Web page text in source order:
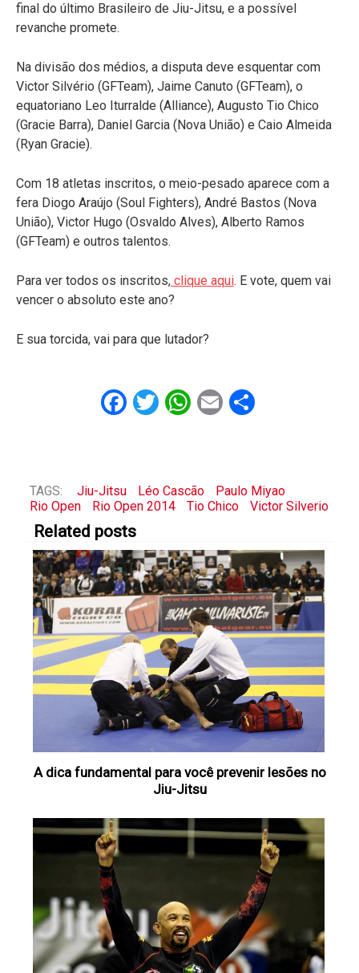
final do último Brasileiro de Jiu-Jitsu, e a possível
revanche promete.
Na divisão dos médios, a disputa deve esquentar com
Victor Silvério (GFTeam), Jaime Canuto (GFTeam), o
equatoriano Leo Iturralde (Alliance), Augusto Tio Chico
(Gracie Barra), Daniel Garcia (Nova União) e Caio Almeida
(Ryan Gracie).
Com 18 atletas inscritos, o meio-pesado aparece com a
fera Diogo Araújo (Soul Fighters), André Bastos (Nova
União), Victor Hugo (Osvaldo Alves), Alberto Ramos
(GFTeam) e outros talentos.
Para ver todos os inscritos, clique aqui. E vote, quem vai
vencer o absoluto este ano?
E sua torcida, vai para que lutador?
Facebook
Twitter
WhatsApp
EmailShare
TAGS: Jiu-Jitsu Léo Cascão
Paulo Miyao
Rio Open
Rio Open 2014 Tio Chico Victor Silverio
Related posts
A dica fundamental para você prevenir lesões no
Jiu-Jitsu